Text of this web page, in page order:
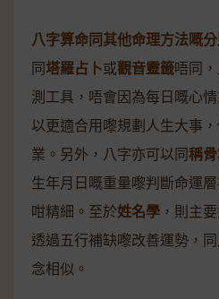
八字算命同其他命理方法嘅
同塔羅占卜或觀音靈籤唔同
測工具，唔會因為每日嘅心
以更適合用嚟規劃人生大事
業。另外，八字亦可以同稱
生年月日嘅重量嚟判斷命運
咁精細。至於姓名學 ，則主
透過五行補缺嚟改善運勢，
念相似。